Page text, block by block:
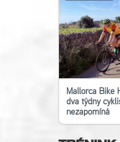
Mallorca Bike
dva týdny
nezapomíná